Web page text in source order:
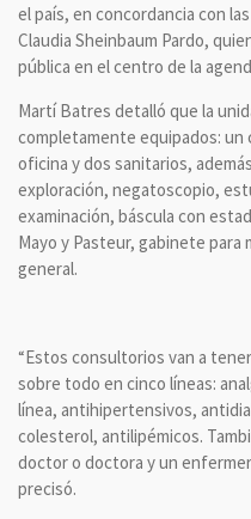
el país, en concordancia con
Claudia Sheinbaum Pardo,
pública en el centro de la
Martí Batres detalló que la
completamente equipados: un
oficina y dos sanitarios,
exploración, negatoscopio,
examinación, báscula con
Mayo y Pasteur, gabinete para
general.
“Estos consultorios van a
sobre todo en cinco líneas:
línea, antihipertensivos,
colesterol, antilipémicos.
doctor o doctora y un
precisó.